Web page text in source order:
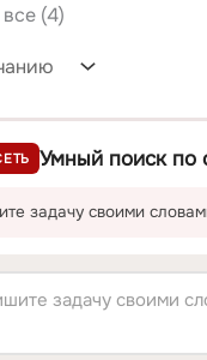
(4)
Умный поиск по
задачу своими